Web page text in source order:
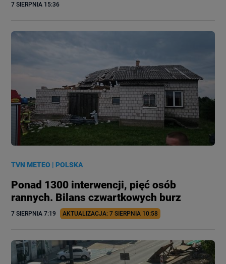
7 SIERPNIA 15:36
TVN METEO |POLSKA
Ponad 1300 interwencji, pięć osób
rannych. Bilans czwartkowych burz
7 SIERPNIA 7:19 AKTUALIZACJA: 7 SIERPNIA 10:58